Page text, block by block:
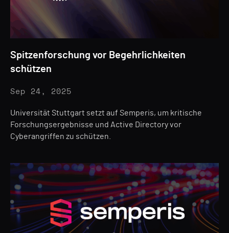
Spitzenforschung vor Begehrlichkeiten
schützen
Sep 24, 2025
Universität Stuttgart setzt auf Semperis, um kritische
Forschungsergebnisse und Active Directory vor
Cyberangriffen zu schützen.